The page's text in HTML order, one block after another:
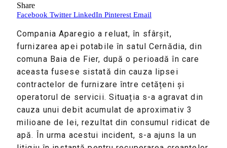
Share
Facebook Twitter LinkedIn Pinterest Email
Compania Aparegio a reluat, în sfârșit,
furnizarea apei potabile în satul Cernădia, din
comuna Baia de Fier, după o perioadă în care
aceasta fusese sistată din cauza lipsei
contractelor de furnizare între cetățeni și
operatorul de servicii. Situația s-a agravat din
cauza unui debit acumulat de aproximativ 3
milioane de lei, rezultat din consumul ridicat de
apă. În urma acestui incident, s-a ajuns la un